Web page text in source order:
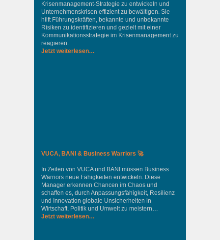
Krisenmanagement-Strategie zu entwickeln und
Unternehmenskrisen effizient zu bewältigen. Sie
hilft Führungskräften, bekannte und unbekannte
Risiken zu identifizieren und gezielt mit einer
Kommunikationsstrategie im Krisenmanagement zu
reagieren.
Jetzt weiterlesen…
VUCA, BANI & Business Warriors 🚀
In Zeiten von VUCA und BANI müssen Business
Warriors neue Fähigkeiten entwickeln. Diese
Manager erkennen Chancen im Chaos und
schaffen es, durch Anpassungsfähigkeit, Resilienz
und Innovation globale Unsicherheiten in
Wirtschaft, Politik und Umwelt zu meistern…
Jetzt weiterlesen…